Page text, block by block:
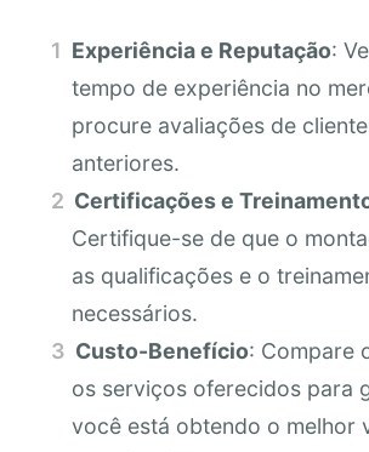
Experiência e Reputação:
tempo de experiência no
procure avaliações de
anteriores.
Certificações e
Certifique-se de que o
as qualificações e o
necessários.
Custo-Benefício: Compare
os serviços oferecidos para
você está obtendo o melhor